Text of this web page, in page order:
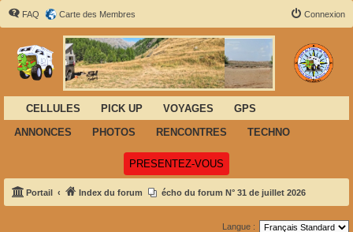
FAQ Carte des Membres Connexion
CELLULES PICK UP VOYAGES
GPS
ANNONCES
PHOTOS RENCONTRES TECHNO
PRESENTEZ-VOUS
Portail Index du forum écho du forum N° 31 de juillet 2026
Langue :